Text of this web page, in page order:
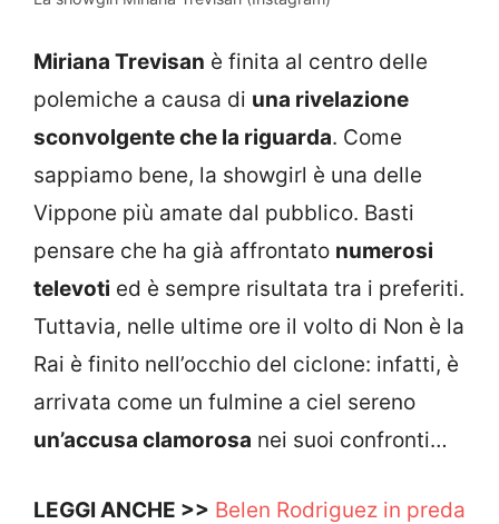
Miriana Trevisan è finita al centro delle
polemiche a causa di una rivelazione
sconvolgente che la riguarda. Come
sappiamo bene, la showgirl è una delle
Vippone più amate dal pubblico. Basti
pensare che ha già affrontato numerosi
televoti ed è sempre risultata tra i preferiti.
Tuttavia, nelle ultime ore il volto di Non è la
Rai è finito nell’occhio del ciclone: infatti, è
arrivata come un fulmine a ciel sereno
un’accusa clamorosa nei suoi confronti…
LEGGI ANCHE >> Belen Rodriguez in preda